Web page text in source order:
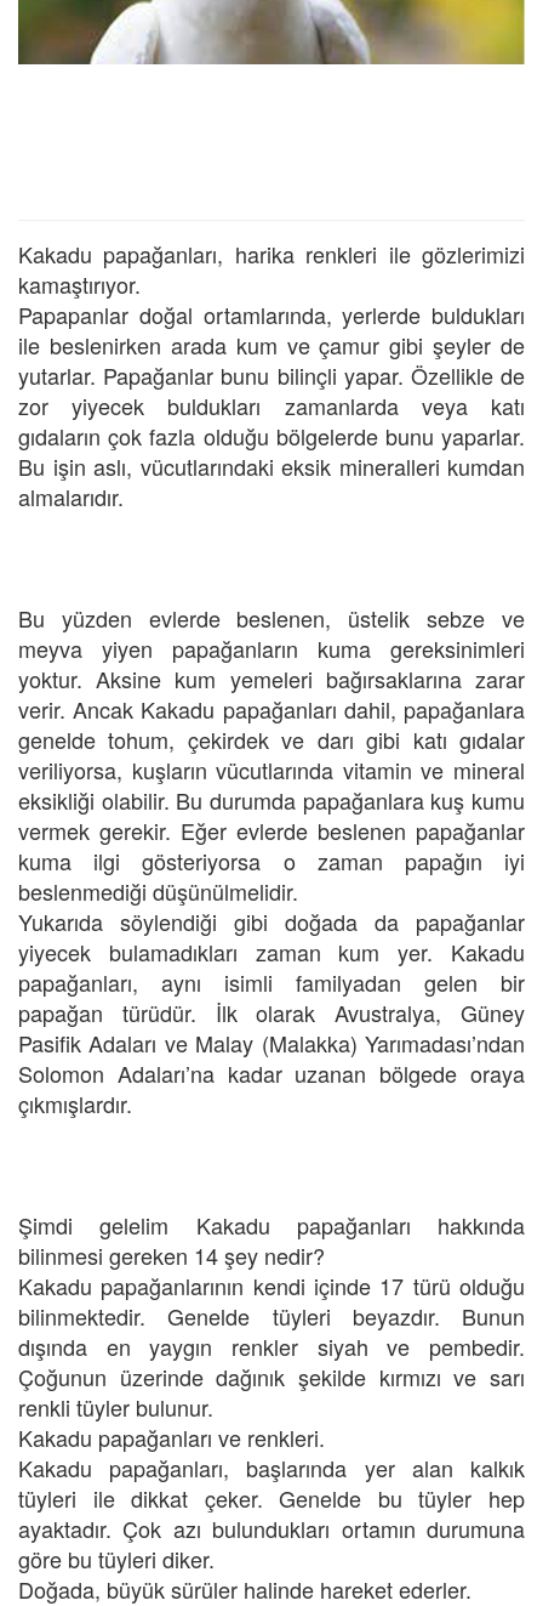
Kakadu papağanları, harika renkleri ile gözlerimizi
kamaştırıyor.
Papapanlar doğal ortamlarında, yerlerde buldukları
ile beslenirken arada kum ve çamur gibi şeyler de
yutarlar. Papağanlar bunu bilinçli yapar. Özellikle de
zor yiyecek buldukları zamanlarda veya katı
gıdaların çok fazla olduğu bölgelerde bunu yaparlar.
Bu işin aslı, vücutlarındaki eksik mineralleri kumdan
almalarıdır.
Bu yüzden evlerde beslenen, üstelik sebze ve
meyva yiyen papağanların kuma gereksinimleri
yoktur. Aksine kum yemeleri bağırsaklarına zarar
verir. Ancak Kakadu papağanları dahil, papağanlara
genelde tohum, çekirdek ve darı gibi katı gıdalar
veriliyorsa, kuşların vücutlarında vitamin ve mineral
eksikliği olabilir. Bu durumda papağanlara kuş kumu
vermek gerekir. Eğer evlerde beslenen papağanlar
kuma ilgi gösteriyorsa o zaman papağın iyi
beslenmediği düşünülmelidir.
Yukarıda söylendiği gibi doğada da papağanlar
yiyecek bulamadıkları zaman kum yer. Kakadu
papağanları, aynı isimli familyadan gelen bir
papağan türüdür. İlk olarak Avustralya, Güney
Pasifik Adaları ve Malay (Malakka) Yarımadası’ndan
Solomon Adaları’na kadar uzanan bölgede oraya
çıkmışlardır.
Şimdi gelelim Kakadu papağanları hakkında
bilinmesi gereken 14 şey nedir?
Kakadu papağanlarının kendi içinde 17 türü olduğu
bilinmektedir. Genelde tüyleri beyazdır. Bunun
dışında en yaygın renkler siyah ve pembedir.
Çoğunun üzerinde dağınık şekilde kırmızı ve sarı
renkli tüyler bulunur.
Kakadu papağanları ve renkleri.
Kakadu papağanları, başlarında yer alan kalkık
tüyleri ile dikkat çeker. Genelde bu tüyler hep
ayaktadır. Çok azı bulundukları ortamın durumuna
göre bu tüyleri diker.
Doğada, büyük sürüler halinde hareket ederler.